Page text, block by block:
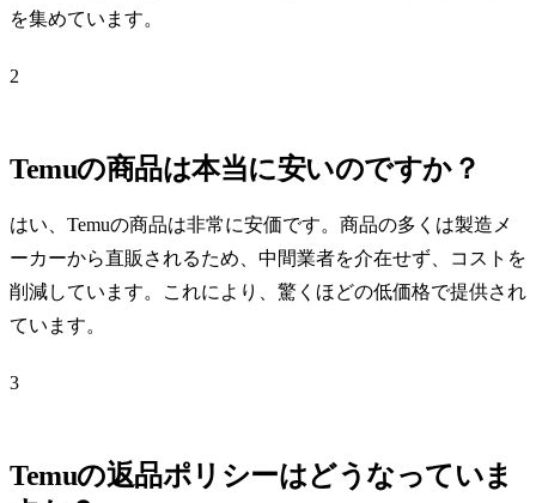
を集めています。
2
Temuの商品は本当に安いのですか？
はい、Temuの商品は非常に安価です。商品の多くは製造メ
ーカーから直販されるため、中間業者を介在せず、コストを
削減しています。これにより、驚くほどの低価格で提供され
ています。
3
Temuの返品ポリシーはどうなっていま